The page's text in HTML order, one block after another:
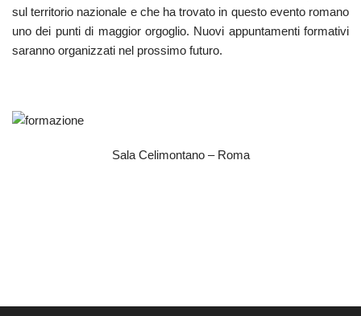
sul territorio nazionale e che ha trovato in questo evento romano
uno dei punti di maggior orgoglio. Nuovi appuntamenti formativi
saranno organizzati nel prossimo futuro.
Sala Celimontano – Roma